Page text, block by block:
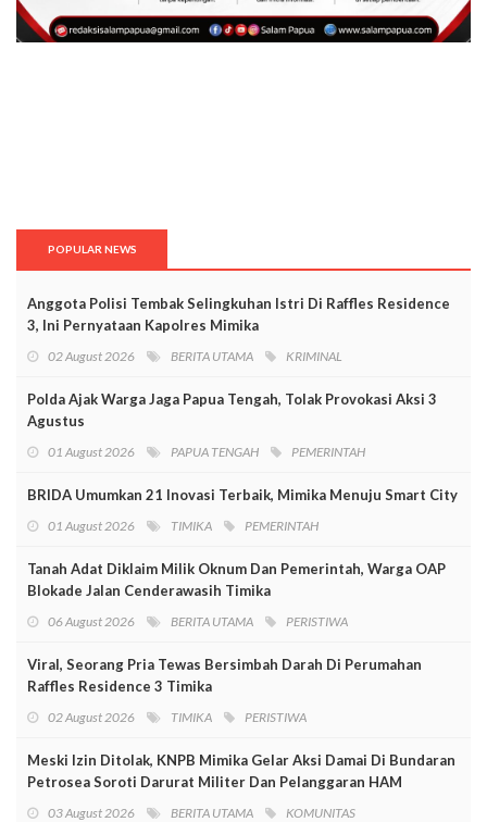
POPULAR NEWS
Anggota Polisi Tembak Selingkuhan Istri Di Raffles Residence
3, Ini Pernyataan Kapolres Mimika
02 August 2026 BERITA UTAMA KRIMINAL
Polda Ajak Warga Jaga Papua Tengah, Tolak Provokasi Aksi 3
Agustus
01 August 2026 PAPUA TENGAH PEMERINTAH
BRIDA Umumkan 21 Inovasi Terbaik, Mimika Menuju Smart City
01 August 2026 TIMIKA PEMERINTAH
Tanah Adat Diklaim Milik Oknum Dan Pemerintah, Warga OAP
Blokade Jalan Cenderawasih Timika
06 August 2026 BERITA UTAMA PERISTIWA
Viral, Seorang Pria Tewas Bersimbah Darah Di Perumahan
Raffles Residence 3 Timika
02 August 2026 TIMIKA PERISTIWA
Meski Izin Ditolak, KNPB Mimika Gelar Aksi Damai Di Bundaran
Petrosea Soroti Darurat Militer Dan Pelanggaran HAM
03 August 2026 BERITA UTAMA KOMUNITAS